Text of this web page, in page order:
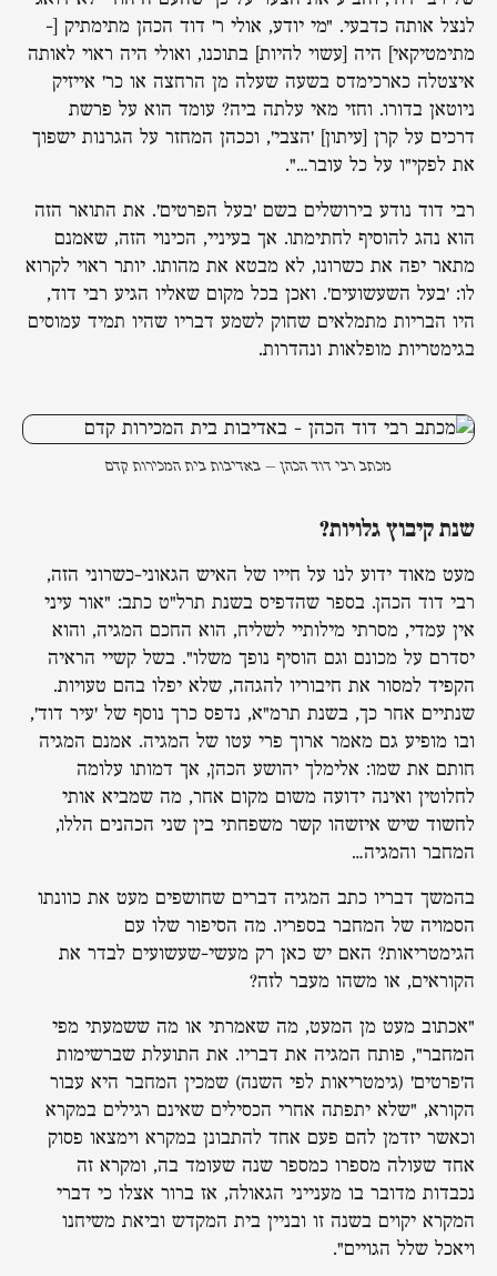
לנצל אותה כדבעי. "מי יודע, אולי ר' דוד הכהן מתימתיק [-
מתימטיקאי] היה [עשוי להיות] בתוכנו, ואולי היה ראוי לאותה
איצטלה כארכימדס בשעה שעלה מן הרחצה או כר' אייזיק
ניוטאן בדורו. וחזי מאי עלתה ביה? עומד הוא על פרשת
דרכים על קרן [עיתון] 'הצבי', וככהן המחזר על הגרנות ישפוך
את לפקי"ו על כל עובר…".
רבי דוד נודע בירושלים בשם 'בעל הפרטים'. את התואר הזה
הוא נהג להוסיף לחתימתו. אך בעיניי, הכינוי הזה, שאמנם
מתאר יפה את כשרונו, לא מבטא את מהותו. יותר ראוי לקרוא
לו: 'בעל השעשועים'. ואכן בכל מקום שאליו הגיע רבי דוד,
היו הבריות מתמלאים שחוק לשמע דבריו שהיו תמיד עמוסים
בגימטריות מופלאות ונהדרות.
מכתב רבי דוד הכהן – באדיבות בית המכירות קדם
שנת קיבוץ גלויות?
מעט מאוד ידוע לנו על חייו של האיש הגאוני-כשרוני הזה,
רבי דוד הכהן. בספר שהדפיס בשנת תרל"ט כתב: "אור עיני
אין עמדי, מסרתי מילותיי לשליח, הוא החכם המגיה, והוא
יסדרם על מכונם וגם הוסיף נופך משלו". בשל קשיי הראיה
הקפיד למסור את חיבוריו להגהה, שלא יפלו בהם טעויות.
שנתיים אחר כך, בשנת תרמ"א, נדפס כרך נוסף של 'עיר דוד',
ובו מופיע גם מאמר ארוך פרי עטו של המגיה. אמנם המגיה
חותם את שמו: אלימלך יהושע הכהן, אך דמותו עלומה
לחלוטין ואינה ידועה משום מקום אחר, מה שמביא אותי
לחשוד שיש איזשהו קשר משפחתי בין שני הכהנים הללו,
המחבר והמגיה…
בהמשך דבריו כתב המגיה דברים שחושפים מעט את כוונתו
הסמויה של המחבר בספריו. מה הסיפור שלו עם
הגימטריאות? האם יש כאן רק מעשי-שעשועים לבדר את
הקוראים, או משהו מעבר לזה?
"אכתוב מעט מן המעט, מה שאמרתי או מה ששמעתי מפי
המחבר", פותח המגיה את דבריו. את התועלת שברשימות
ה'פרטים' (גימטריאות לפי השנה) שמכין המחבר היא עבור
הקורא, "שלא יתפתה אחרי הכסילים שאינם רגילים במקרא
וכאשר יזדמן להם פעם אחד להתבונן במקרא וימצאו פסוק
אחד שעולה מספרו כמספר שנה שעומד בה, ומקרא זה
נכבדות מדובר בו מענייני הגאולה, אז ברור אצלו כי דברי
המקרא יקוים בשנה זו ובניין בית המקדש וביאת משיחנו
ויאכל שלל הגויים".